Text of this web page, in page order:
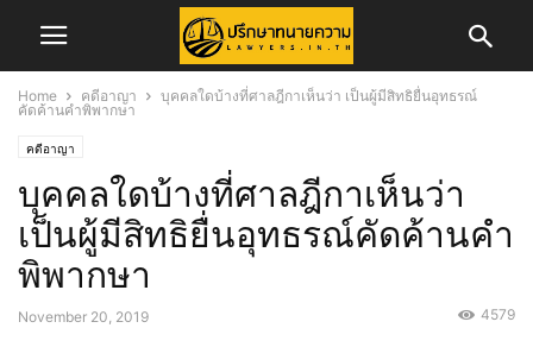
Home คดีอาญา
บุคคลใดบ้างที่ศาลฎีกาเห็นว่า เป็นผู้มีสิทธิยื่นอุทธรณ์
คัดค้านคำพิพากษา
คดีอาญา
บุคคลใดบ้างที่ศาลฎีกาเห็นว่า
เป็นผู้มีสิทธิยื่นอุทธรณ์คัดค้านคำ
พิพากษา
November 20, 2019 4579